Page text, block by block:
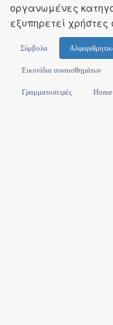
οργανωμένες
εξυπηρετεί χρήστες
Σύμβολα
Εικονίδια συναισθημάτων
Γραμματοσειρές Home